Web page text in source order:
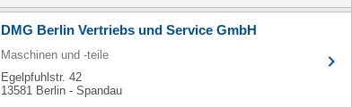
DMG Berlin Vertriebs und Service GmbH
Maschinen und -teile
Egelpfuhlstr. 42
13581 Berlin - Spandau